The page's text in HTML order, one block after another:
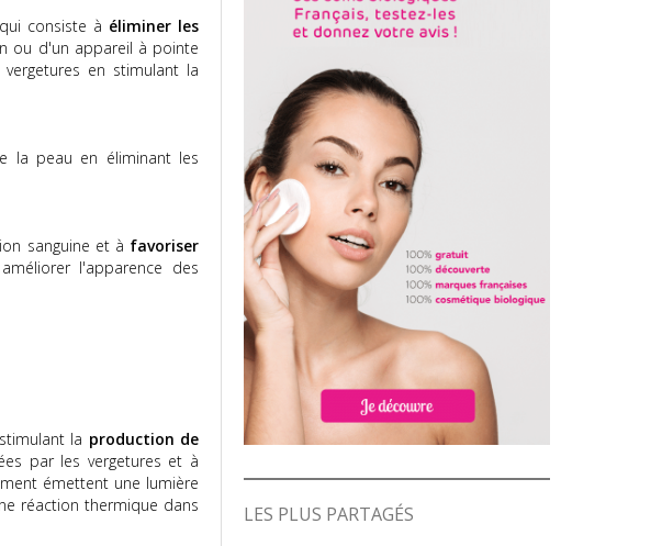
consiste à éliminer les
ou d'un appareil à pointe
en stimulant la
la peau en éliminant les
sanguine et à favoriser
l'apparence des
la production de
par les vergetures et à
émettent une lumière
réaction thermique dans
LES PLUS PARTAGÉS